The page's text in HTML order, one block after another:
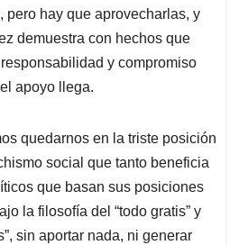
pero hay que aprovecharlas, y
demuestra con hechos que
y compromiso
apoyo llega.
quedarnos en la triste posición
social que tanto beneficia
que basan sus posiciones
la filosofía del “todo gratis” y
sin aportar nada, ni generar